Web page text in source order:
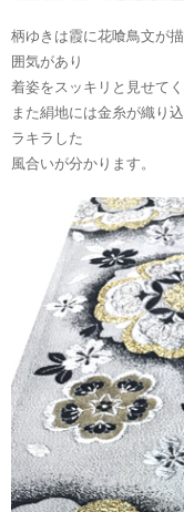
柄ゆきは霞に花喰鳥文が
囲気があり
着姿をスッキリと見せて
また絹地には金糸が織り
ラキラした
風合いが分かります。